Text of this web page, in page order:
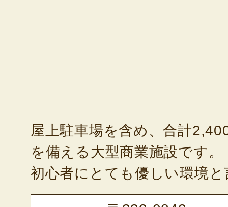
屋上駐車場を含め、合計
を備える大型商業施設です。
初心者にとても優しい環境